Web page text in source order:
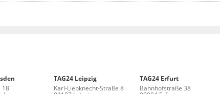
18
TAG24 Leipzig
Karl-Liebknecht-Straße 8
TAG24 Erfurt
Bahnhofstraße 38